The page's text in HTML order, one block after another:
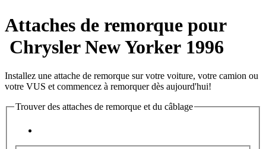
Attaches de remorque pour
Chrysler New Yorker 1996
Installez une attache de remorque sur votre voiture, votre camion ou
votre VUS et commencez à remorquer dès aujourd'hui!
Trouver des attaches de remorque et du câblage